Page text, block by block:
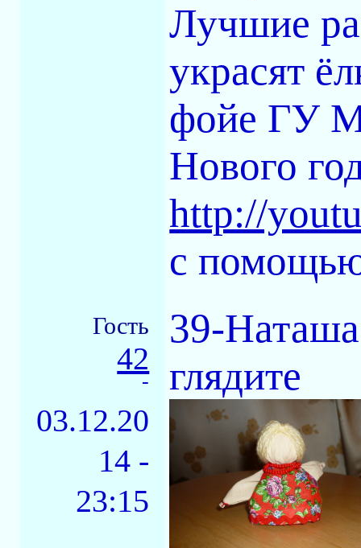
Лучшие
украсят
фойе ГУ
Нового
http://
с
Гость
42
-
03.12.20
14 -
23:15
39-
глядите